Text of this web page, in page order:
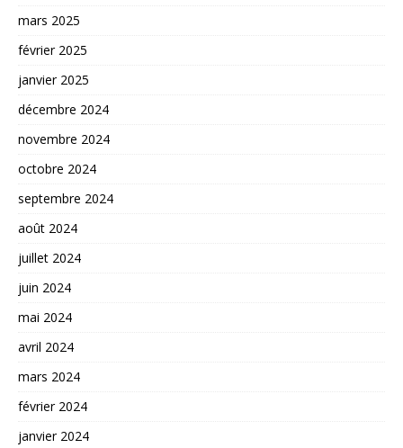
mars 2025
février 2025
janvier 2025
décembre 2024
novembre 2024
octobre 2024
septembre 2024
août 2024
juillet 2024
juin 2024
mai 2024
avril 2024
mars 2024
février 2024
janvier 2024